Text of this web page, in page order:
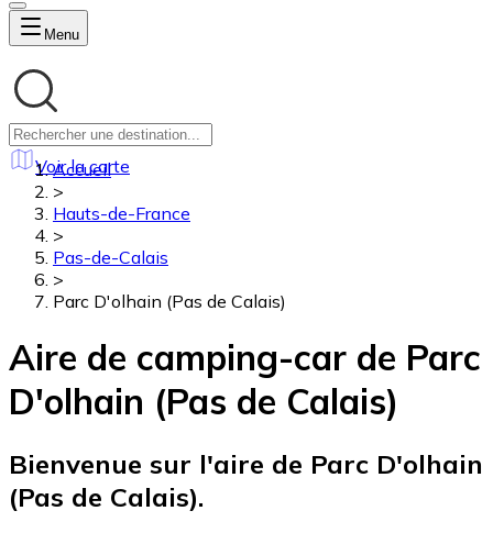
Menu
Voir la carte
Accueil
>
Hauts-de-France
>
Pas-de-Calais
>
Parc D'olhain (Pas de Calais)
Aire de camping-car de Parc
D'olhain (Pas de Calais)
Bienvenue sur l'aire de Parc D'olhain
(Pas de Calais).